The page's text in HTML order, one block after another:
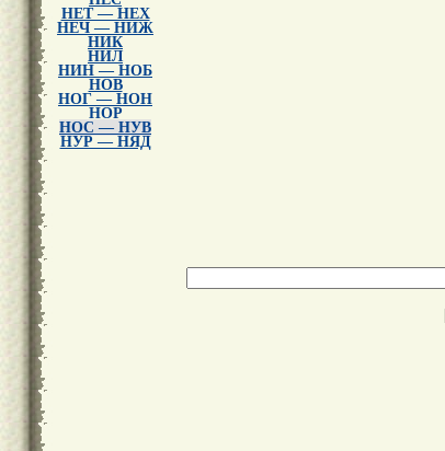
НЕТ — НЕХ
НЕЧ — НИЖ
НИК
НИЛ
НИН — НОБ
НОВ
НОГ — НОН
НОР
НОС — НУВ
НУР — НЯД